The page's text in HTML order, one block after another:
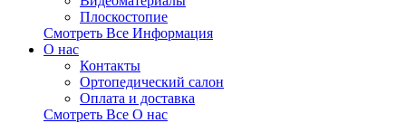
Плоскостопие
Смотреть Все Информация
О нас
Контакты
Ортопедический салон
Оплата и доставка
Смотреть Все О нас